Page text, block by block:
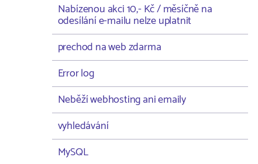
Nabízenou akci 10,- Kč / měsíčně na
odesílání e-mailu nelze uplatnit
prechod na web zdarma
Error log
Neběží webhosting ani emaily
vyhledávání
MySQL